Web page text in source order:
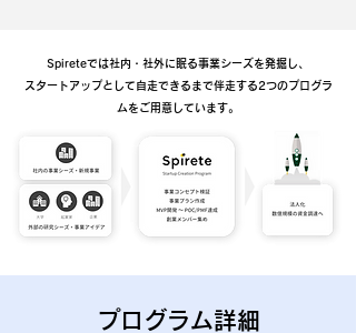
Spireteでは社内・社外に眠る事業シーズを発掘し、
スタートアップとして自走できるまで伴走する2つのプログラ
ムをご用意しています。
プログラム詳細